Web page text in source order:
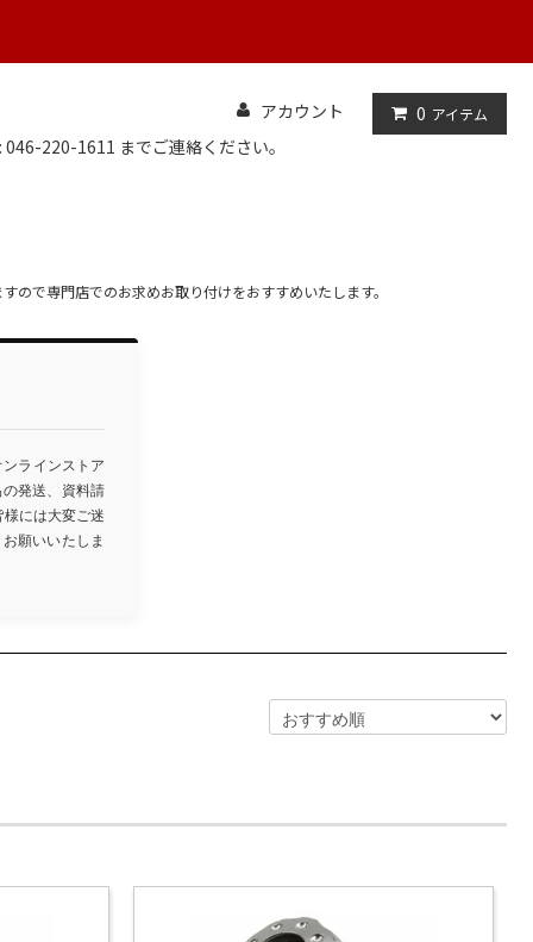
アカウント 0 アイテム
220-1611 までご連絡ください。
で専門店でのお求めお取り付けをおすすめいたします。
ラインストア
発送、資料請
には大変ご迷
願いいたしま